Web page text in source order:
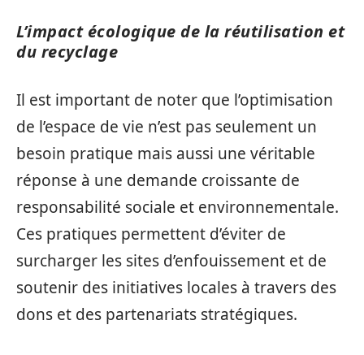
L’impact écologique de la réutilisation et
du recyclage
Il est important de noter que l’optimisation
de l’espace de vie n’est pas seulement un
besoin pratique mais aussi une véritable
réponse à une demande croissante de
responsabilité sociale et environnementale.
Ces pratiques permettent d’éviter de
surcharger les sites d’enfouissement et de
soutenir des initiatives locales à travers des
dons et des partenariats stratégiques.